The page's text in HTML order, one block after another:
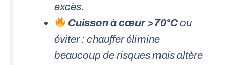
excès.
Cuisson à cœur >70°Cou
éviter : chauffer élimine
beaucoup de risques mais altère